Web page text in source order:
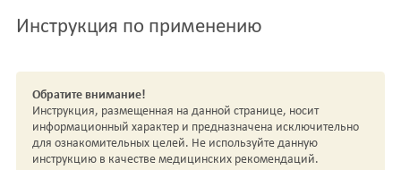
Инструкция по применению
Обратите внимание!
Инструкция, размещенная на данной странице, носит
информационный характер и предназначена исключительно
для ознакомительных целей. Не используйте данную
инструкцию в качестве медицинских рекомендаций.